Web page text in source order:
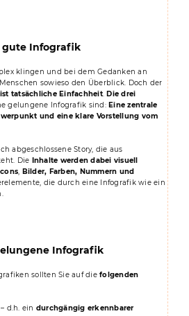
gute Infografik
klingen und bei dem Gedanken an
sowieso den Überblick. Doch der
tatsächliche Einfachheit.Die drei
gelungene Infografik sind: Eine zentrale
und eine klare Vorstellung vom
abgeschlossene Story, die aus
Die Inhalte werden dabei visuell
, Bilder, Farben, Nummern und
die durch eine Infografik wie ein
Infografik
sollten Sie auf die folgenden
d.h. ein durchgängig erkennbarer